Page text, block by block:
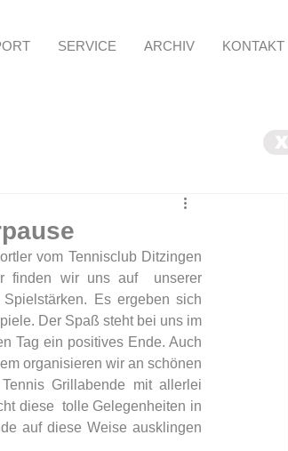
SERVICE ARCHIV KONTAKT
X
vom Tennisclub Ditzingen
finden wir uns auf  unserer
Es ergeben sich
Der Spaß steht bei uns im
Tag ein positives Ende. Auch
organisieren wir an schönen
Grillabende mit allerlei
diese  tolle Gelegenheiten in
auf diese Weise ausklingen